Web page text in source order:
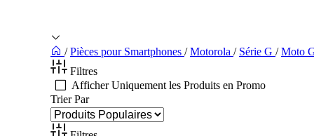
/ Pièces pour Smartphones / Motorola / Série G / Moto
Filtres
Afficher Uniquement les Produits en Promo
Trier Par